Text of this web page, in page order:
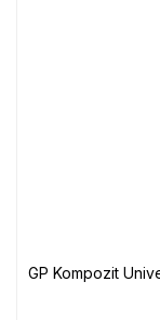
GP Kompozit